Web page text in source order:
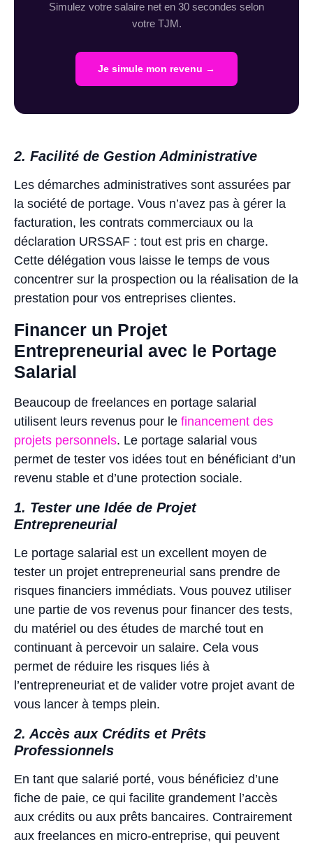
Simulez votre salaire net en 30 secondes selon
votre TJM.
Je simule mon revenu →
2. Facilité de Gestion Administrative
Les démarches administratives sont assurées par
la société de portage. Vous n’avez pas à gérer la
facturation, les contrats commerciaux ou la
déclaration URSSAF : tout est pris en charge.
Cette délégation vous laisse le temps de vous
concentrer sur la prospection ou la réalisation de la
prestation pour vos entreprises clientes.
Financer un Projet
Entrepreneurial avec le Portage
Salarial
Beaucoup de freelances en portage salarial
utilisent leurs revenus pour le financement des
projets personnels. Le portage salarial vous
permet de tester vos idées tout en bénéficiant d’un
revenu stable et d’une protection sociale.
1. Tester une Idée de Projet
Entrepreneurial
Le portage salarial est un excellent moyen de
tester un projet entrepreneurial sans prendre de
risques financiers immédiats. Vous pouvez utiliser
une partie de vos revenus pour financer des tests,
du matériel ou des études de marché tout en
continuant à percevoir un salaire. Cela vous
permet de réduire les risques liés à
l’entrepreneuriat et de valider votre projet avant de
vous lancer à temps plein.
2. Accès aux Crédits et Prêts
Professionnels
En tant que salarié porté, vous bénéficiez d’une
fiche de paie, ce qui facilite grandement l’accès
aux crédits ou aux prêts bancaires. Contrairement
aux freelances en micro-entreprise, qui peuvent